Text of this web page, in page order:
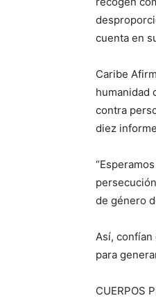
cuenta en
Caribe
humanidad
contra
diez
de género
Así, confían
para
CUERPOS